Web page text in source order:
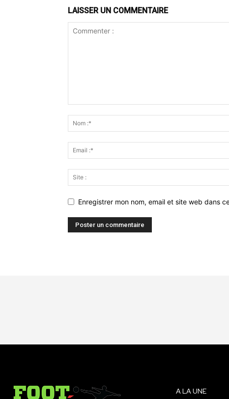
LAISSER UN COMMENTAIRE
Enregistrer mon nom, email et site web dans
A LA UNE